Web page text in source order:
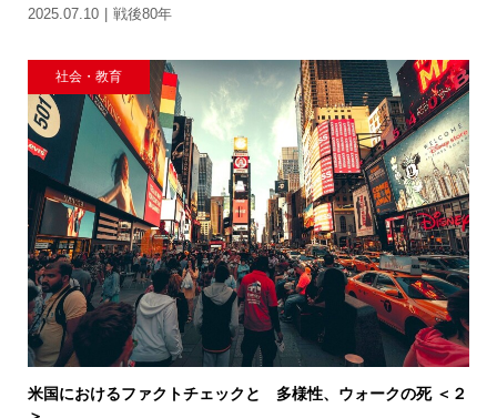
2025.07.10 戦後80年
社会・教育
米国におけるファクトチェックと 多様性、ウォークの死 ＜２